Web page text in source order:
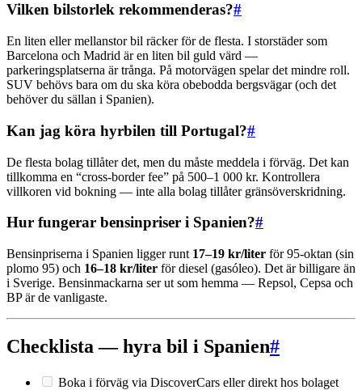
Vilken bilstorlek rekommenderas?#
En liten eller mellanstor bil räcker för de flesta. I storstäder som
Barcelona och Madrid är en liten bil guld värd —
parkeringsplatserna är trånga. På motorvägen spelar det mindre roll.
SUV behövs bara om du ska köra obebodda bergsvägar (och det
behöver du sällan i Spanien).
Kan jag köra hyrbilen till Portugal?#
De flesta bolag tillåter det, men du måste meddela i förväg. Det kan
tillkomma en “cross-border fee” på 500–1 000 kr. Kontrollera
villkoren vid bokning — inte alla bolag tillåter gränsöverskridning.
Hur fungerar bensinpriser i Spanien?#
Bensinpriserna i Spanien ligger runt 17–19 kr/liter för 95-oktan (sin
plomo 95) och 16–18 kr/liter för diesel (gasóleo). Det är billigare än
i Sverige. Bensinmackarna ser ut som hemma — Repsol, Cepsa och
BP är de vanligaste.
Checklista — hyra bil i Spanien#
Boka i förväg via DiscoverCars eller direkt hos bolaget